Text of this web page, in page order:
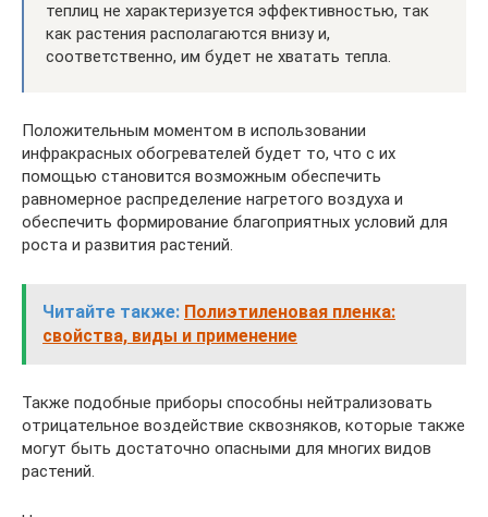
теплиц не характеризуется эффективностью, так
как растения располагаются внизу и,
соответственно, им будет не хватать тепла.
Положительным моментом в использовании
инфракрасных обогревателей будет то, что с их
помощью становится возможным обеспечить
равномерное распределение нагретого воздуха и
обеспечить формирование благоприятных условий для
роста и развития растений.
Читайте также: Полиэтиленовая пленка:
свойства, виды и применение
Также подобные приборы способны нейтрализовать
отрицательное воздействие сквозняков, которые также
могут быть достаточно опасными для многих видов
растений.